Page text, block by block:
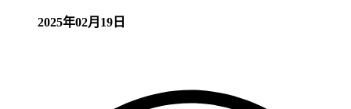
2025年02月19日